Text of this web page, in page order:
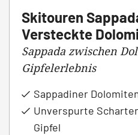
Skitouren
Versteckte
Sappada zwischen
Gipfelerlebnis
Sappadiner
Unverspurte
Gipfel